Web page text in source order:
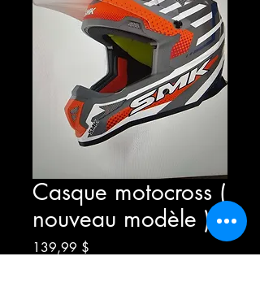
Casque motocross (
nouveau modèle )
139,99 $